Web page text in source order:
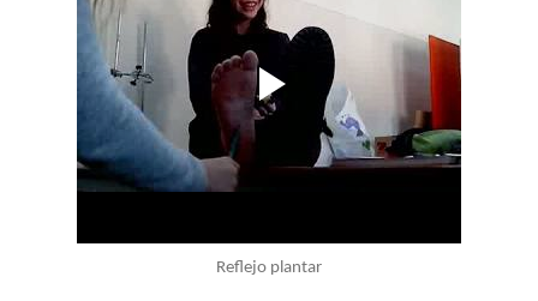
Reflejo plantar